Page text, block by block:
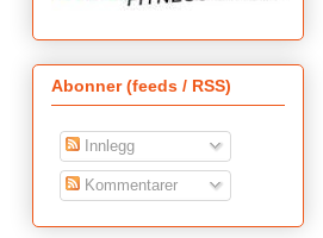
Abonner (feeds / RSS)
Innlegg
Kommentarer